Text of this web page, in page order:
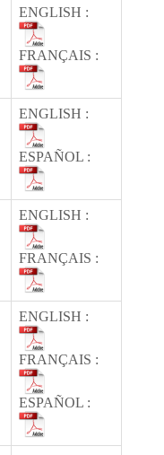
ENGLISH :
FRANÇAIS :
ENGLISH :
ESPAÑOL :
ENGLISH :
FRANÇAIS :
ENGLISH :
FRANÇAIS :
ESPAÑOL :